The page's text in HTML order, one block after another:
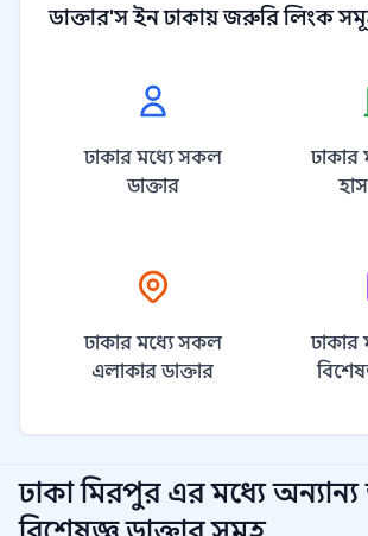
ডাক্তার'স ইন ঢাকায় জরুরি লিংক
ঢাকার মধ্যে সকল
ডাক্তার
ঢাকার মধ্যে সকল
এলাকার ডাক্তার
ঢাকা মিরপুর এর মধ্যে অন্যান্য